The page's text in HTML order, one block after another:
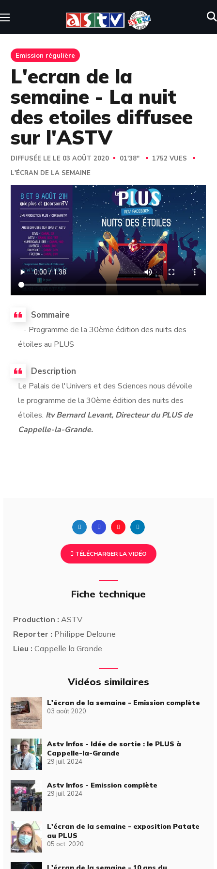
Emission régulière
L'ecran de la
semaine - La nuit
des etoiles diffusee
sur l'ASTV
DIFFUSÉE LE LE 03 AOÛT 2020 01'38''
1752 VUES
L'ÉCRAN DE LA SEMAINE
Sommaire
- Programme de la 30ème édition des nuits des
étoiles au PLUS
Description
Le Palais de l'Univers et des Sciences nous dévoile
le programme de la 30ème édition des nuits des
étoiles. Itv Bernard Levant, Directeur du PLUS de
Cappelle-la-Grande.
TÉLÉCHARGER LA VIDÉO
Fiche technique
Production : ASTV
Reporter : Philippe Delaune
Lieu : Cappelle la Grande
Vidéos similaires
L'écran de la semaine - Emission complète
03 août 2020
Astv Infos - Idée de sortie : le PLUS à
Cappelle-la-Grande
29 juil. 2024
Astv Infos - Emission complète
29 juil. 2024
L'écran de la semaine - exposition Patate
au PLUS
05 oct. 2020